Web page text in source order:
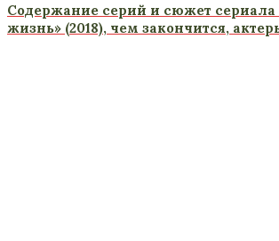
Содержание серий и сюжет
жизнь» (2018), чем закончится,